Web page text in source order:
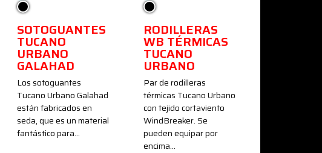
Negro
SOTOGUANTES
TUCANO
URBANO
GALAHAD
Los sotoguantes
Tucano Urbano Galahad
están fabricados en
seda, que es un material
fantástico para…
Negro
RODILLERAS
WB TÉRMICAS
TUCANO
URBANO
Par de rodilleras
térmicas Tucano Urbano
con tejido cortaviento
WindBreaker. Se
pueden equipar por
encima…